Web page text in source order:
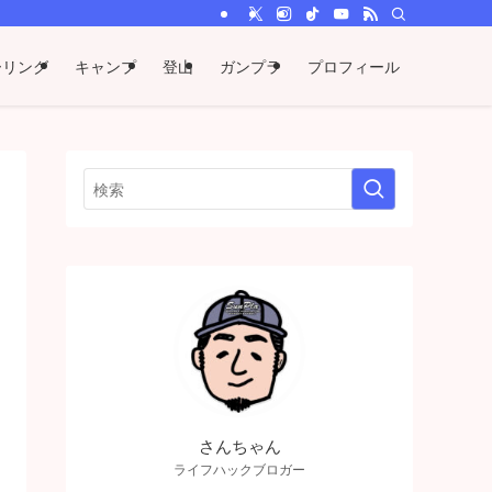
ング キャンプ 登山 ガンプラ プロフィール
さんちゃん
ライフハックブロガー